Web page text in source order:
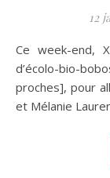
12
Ce week-end, Xa et moi avons enfilé nos casquettes
d’écolo-bio-
proches], pour
et Mélanie